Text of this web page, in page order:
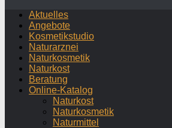
Aktuelles
Angebote
Kosmetikstudio
Naturarznei
Naturkosmetik
Naturkost
Beratung
Online-Katalog
Naturkost
Naturkosmetik
Naturmittel